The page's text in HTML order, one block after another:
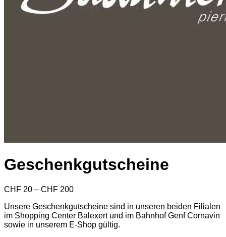
Geschenkgutscheine
CHF 20 – CHF 200Preisspanne:
bis
CHF 200
Unsere Geschenkgutscheine sind in unseren beiden Filialen
im Shopping Center Balexert und im Bahnhof Genf Cornavin
sowie in unserem E-Shop gültig.